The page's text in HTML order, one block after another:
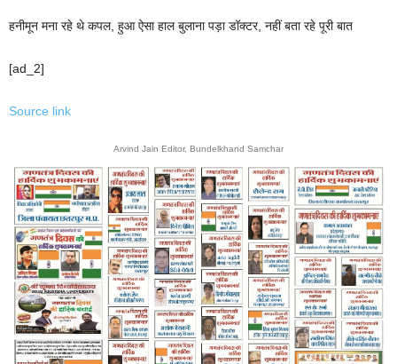
हनीमून मना रहे थे कपल, हुआ ऐसा हाल बुलाना पड़ा डॉक्टर, नहीं बता रहे पूरी बात
[ad_2]
Source link
Arvind Jain Editor, Bundelkhand Samchar